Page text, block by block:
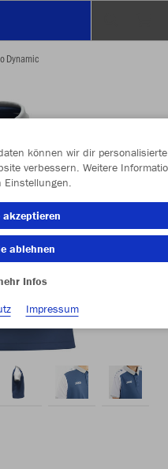
Dynamic
können wir dir personalisierte
verbessern. Weitere
Einstellungen.
akzeptieren
ablehnen
Infos
Impressum